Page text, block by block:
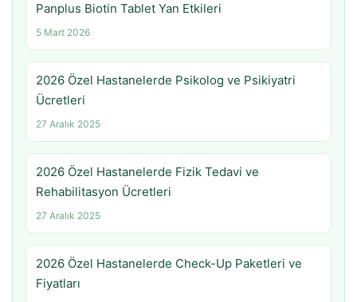
Panplus Biotin Tablet Yan Etkileri
5 Mart 2026
2026 Özel Hastanelerde Psikolog ve Psikiyatri
Ücretleri
27 Aralık 2025
2026 Özel Hastanelerde Fizik Tedavi ve
Rehabilitasyon Ücretleri
27 Aralık 2025
2026 Özel Hastanelerde Check-Up Paketleri ve
Fiyatları